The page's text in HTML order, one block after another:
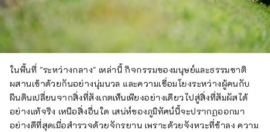
ในพื้นที่ "ระหว่างกลาง" เหล่านี้ กิจกรรมของมนุษย์และธรรมชาติ
ผสานเข้าด้วยกันอย่างนุ่มนวล และความเชื่อมโยงระหว่างผู้คนกับ
ผืนดินเปลี่ยนจากสิ่งที่สังเกตเห็นเพียงอย่างเดียวไปสู่สิ่งที่สัมผัสได้
อย่างแท้จริง เหนือสิ่งอื่นใด เสน่ห์ของภูมิทัศน์นี้จะปรากฏออกมา
อย่างดีที่สุดเมื่อสำรวจด้วยจักรยาน เพราะด้วยจังหวะที่ช้าลง ความ